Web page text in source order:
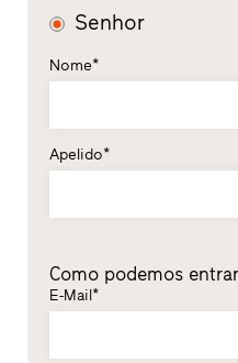
Senhor
Nome*
Apelido*
Como podemos
E-Mail*